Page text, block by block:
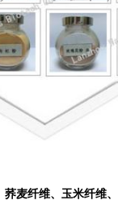
麦纤维、玉米纤维、